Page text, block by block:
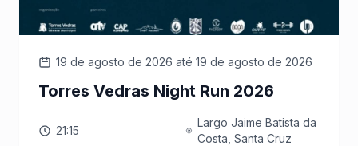
19 de agosto de 2026 até 19 de agosto de 2026
Torres Vedras Night Run 2026
21:15
Largo Jaime Batista da
Costa, Santa Cruz